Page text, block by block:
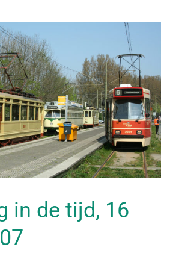
in de tijd, 16